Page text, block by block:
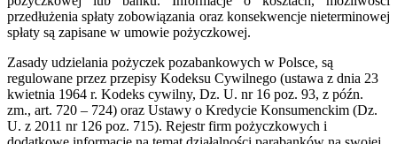
przedłużenia spłaty zobowiązania oraz konsekwencje nieterminowej
spłaty są zapisane w umowie pożyczkowej.
Zasady udzielania pożyczek pozabankowych w Polsce, są
regulowane przez przepisy Kodeksu Cywilnego (ustawa z dnia 23
kwietnia 1964 r. Kodeks cywilny, Dz. U. nr 16 poz. 93, z późn.
zm., art. 720 – 724) oraz Ustawy o Kredycie Konsumenckim (Dz.
U. z 2011 nr 126 poz. 715). Rejestr firm pożyczkowych i